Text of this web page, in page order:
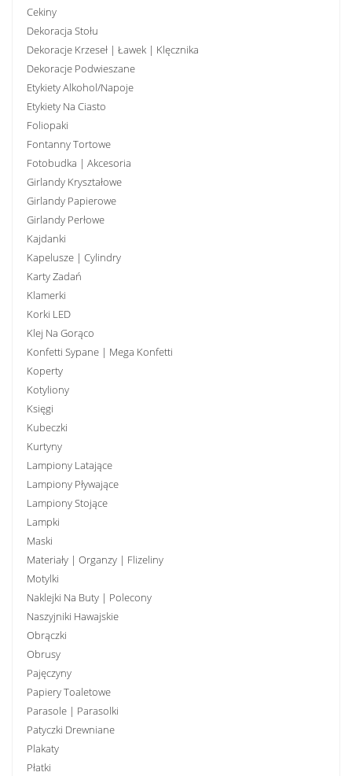
Cekiny
Dekoracja Stołu
Dekoracje Krzeseł | Ławek | Klęcznika
Dekoracje Podwieszane
Etykiety Alkohol/Napoje
Etykiety Na Ciasto
Foliopaki
Fontanny Tortowe
Fotobudka | Akcesoria
Girlandy Kryształowe
Girlandy Papierowe
Girlandy Perłowe
Kajdanki
Kapelusze | Cylindry
Karty Zadań
Klamerki
Korki LED
Klej Na Gorąco
Konfetti Sypane | Mega Konfetti
Koperty
Kotyliony
Księgi
Kubeczki
Kurtyny
Lampiony Latające
Lampiony Pływające
Lampiony Stojące
Lampki
Maski
Materiały | Organzy | Flizeliny
Motylki
Naklejki Na Buty | Polecony
Naszyjniki Hawajskie
Obrączki
Obrusy
Pajęczyny
Papiery Toaletowe
Parasole | Parasolki
Patyczki Drewniane
Plakaty
Płatki